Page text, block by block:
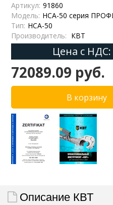
Артикул: 91860
Модель: НСА-50 серия
Тип: НСА-50
Производитель: КВТ
Цена с НДС:
72089.09 руб.
Описание КВТ